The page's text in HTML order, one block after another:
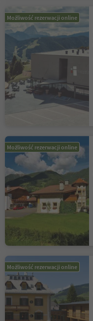
Możliwość rezerwacji online
Możliwość rezerwacji online
Możliwość rezerwacji online